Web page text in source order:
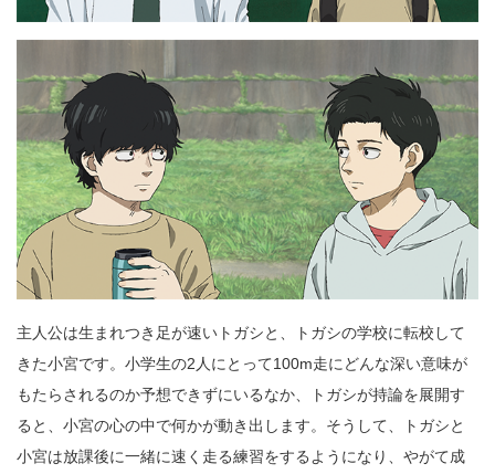
主人公は生まれつき足が速いトガシと、トガシの学校に転校して
きた小宮です。小学生の2人にとって100m走にどんな深い意味が
もたらされるのか予想できずにいるなか、トガシが持論を展開す
ると、小宮の心の中で何かが動き出します。そうして、トガシと
小宮は放課後に一緒に速く走る練習をするようになり、やがて成